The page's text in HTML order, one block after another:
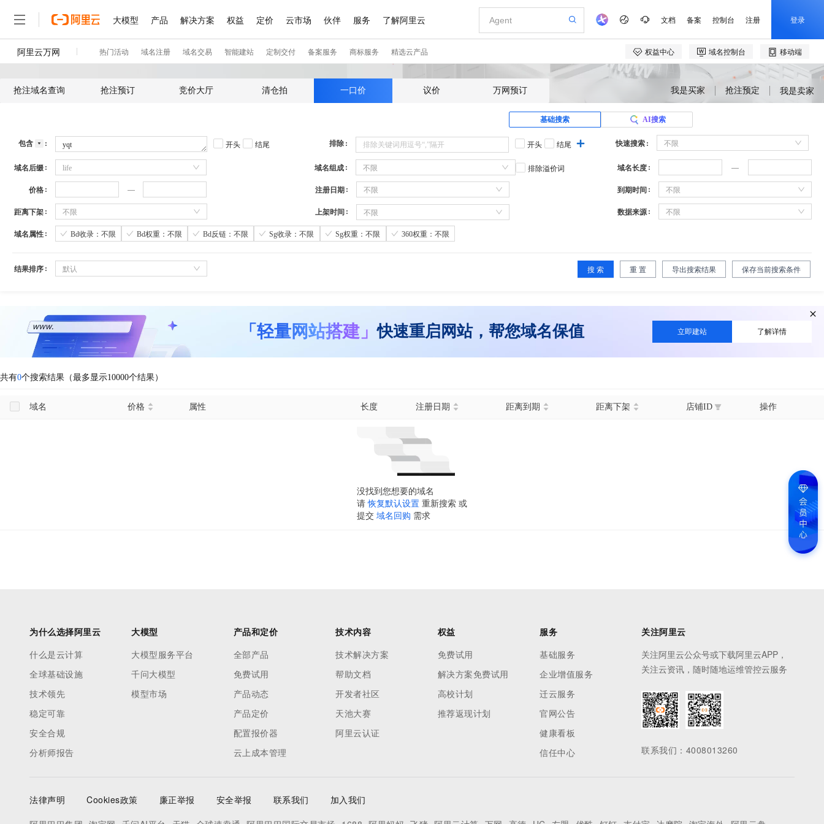
抢注域名查询 抢注预订 竞价大厅 清仓拍 一口价 议价 万网预订 我是买家 抢注预定 我是卖家
基础搜索 AI搜索
包含 开头 结尾 排除 开头 结尾 快速搜索 不限
域名后缀 life 域名组成 不限 排除溢价词 域名长度
价格 注册日期 不限 到期时间 不限
距离下架 不限 上架时间 不限 数据来源 不限
域名属性 Bd收录：不限 Bd权重：不限 Bd反链：不限 Sg收录：不限 Sg权重：不限 360权重：不限
结果排序 默认 搜 索 重 置 导出搜索结果 保存当前搜索条件
「轻量网站搭建」快速重启网站，帮您域名保值 立即建站 了解详情
共有0个搜索结果（最多显示10000个结果）
域名 价格 属性 长度 注册日期 距离到期 距离下架 店铺ID 操作
没找到您想要的域名
请 恢复默认设置 重新搜索 或
提交 域名回购 需求